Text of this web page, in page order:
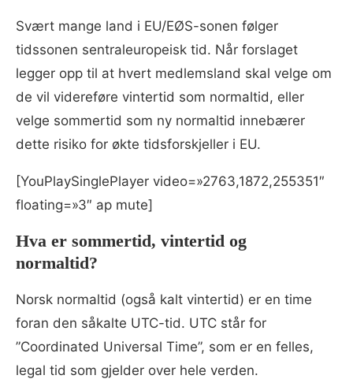
Svært mange land i EU/EØS-sonen følger
tidssonen sentraleuropeisk tid. Når forslaget
legger opp til at hvert medlemsland skal velge om
de vil videreføre vintertid som normaltid, eller
velge sommertid som ny normaltid innebærer
dette risiko for økte tidsforskjeller i EU.
[YouPlaySinglePlayer video=»2763,1872,255351″
floating=»3″ ap mute]
Hva er sommertid, vintertid og
normaltid?
Norsk normaltid (også kalt vintertid) er en time
foran den såkalte UTC-tid. UTC står for
”Coordinated Universal Time”, som er en felles,
legal tid som gjelder over hele verden.